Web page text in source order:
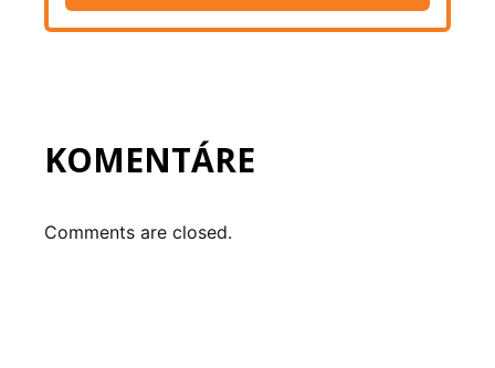
KOMENTÁRE
Comments are closed.